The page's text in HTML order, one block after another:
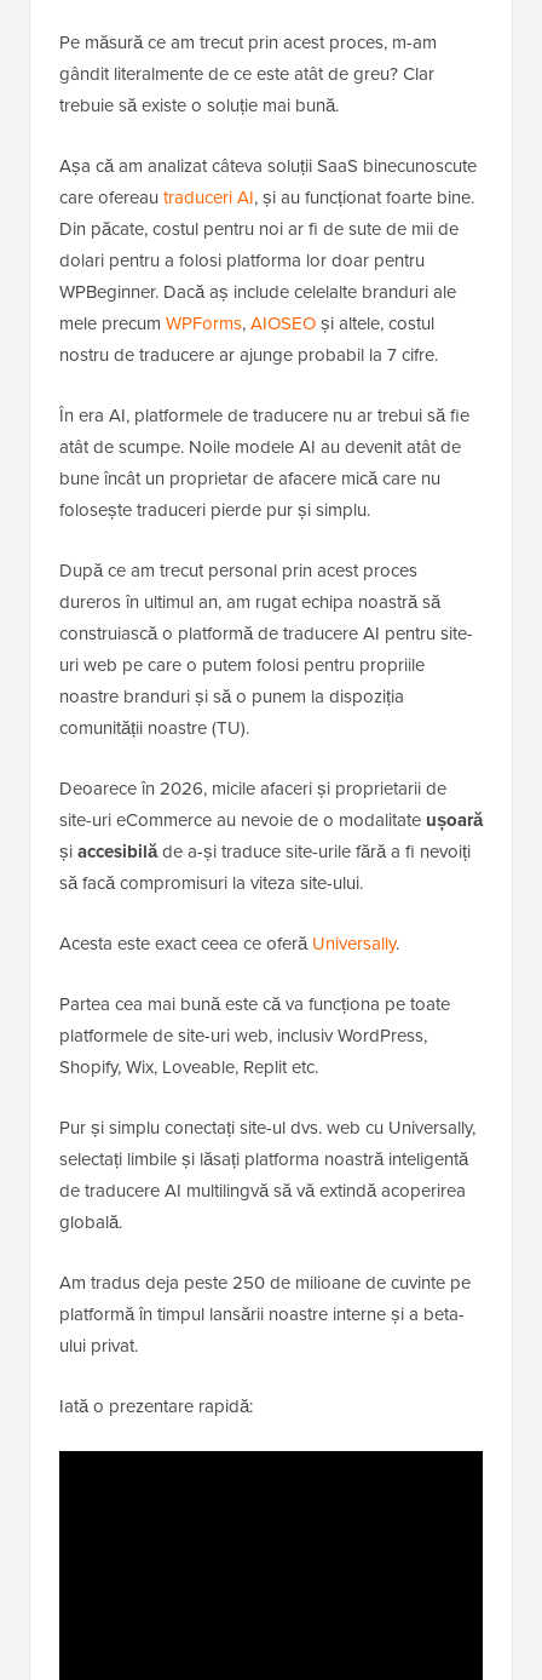
Pe măsură ce am trecut prin acest proces, m-am
gândit literalmente de ce este atât de greu? Clar
trebuie să existe o soluție mai bună.
Așa că am analizat câteva soluții SaaS binecunoscute
care ofereau traduceri AI, și au funcționat foarte bine.
Din păcate, costul pentru noi ar fi de sute de mii de
dolari pentru a folosi platforma lor doar pentru
WPBeginner. Dacă aș include celelalte branduri ale
mele precum WPForms,AIOSEOși altele, costul
nostru de traducere ar ajunge probabil la 7 cifre.
În era AI, platformele de traducere nu ar trebui să fie
atât de scumpe. Noile modele AI au devenit atât de
bune încât un proprietar de afacere mică care nu
folosește traduceri pierde pur și simplu.
După ce am trecut personal prin acest proces
dureros în ultimul an, am rugat echipa noastră să
construiască o platformă de traducere AI pentru site-
uri web pe care o putem folosi pentru propriile
noastre branduri și să o punem la dispoziția
comunității noastre (TU).
Deoarece în 2026, micile afaceri și proprietarii de
site-uri eCommerce au nevoie de o modalitate ușoară
șiaccesibilăde a-și traduce site-urile fără a fi nevoiți
să facă compromisuri la viteza site-ului.
Acesta este exact ceea ce oferăUniversally.
Partea cea mai bună este că va funcționa pe toate
platformele de site-uri web, inclusiv WordPress,
Shopify, Wix, Loveable, Replit etc.
Pur și simplu conectați site-ul dvs. web cu Universally,
selectați limbile și lăsați platforma noastră inteligentă
de traducere AI multilingvă să vă extindă acoperirea
globală.
Am tradus deja peste 250 de milioane de cuvinte pe
platformă în timpul lansării noastre interne și a beta-
ului privat.
Iată o prezentare rapidă: